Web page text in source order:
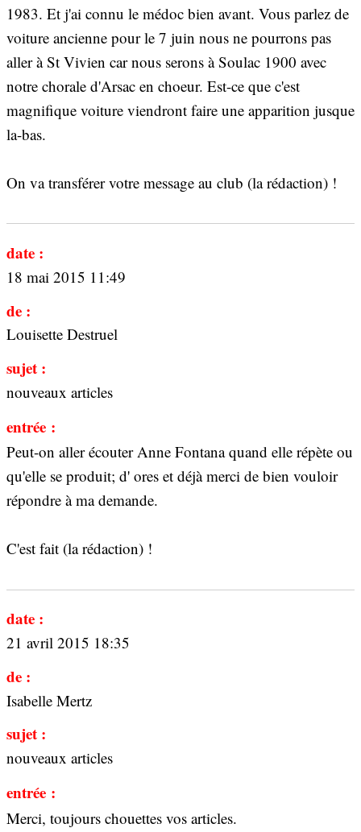
1983. Et j'ai connu le médoc bien avant. Vous parlez de
voiture ancienne pour le 7 juin nous ne pourrons pas
aller à St Vivien car nous serons à Soulac 1900 avec
notre chorale d'Arsac en choeur. Est-ce que c'est
magnifique voiture viendront faire une apparition jusque
la-bas.
On va transférer votre message au club (la rédaction) !
date :
18 mai 2015 11:49
de :
Louisette Destruel
sujet :
nouveaux articles
entrée :
Peut-on aller écouter Anne Fontana quand elle répète ou
qu'elle se produit; d' ores et déjà merci de bien vouloir
répondre à ma demande.
C'est fait (la rédaction) !
date :
21 avril 2015 18:35
de :
Isabelle Mertz
sujet :
nouveaux articles
entrée :
Merci, toujours chouettes vos articles.